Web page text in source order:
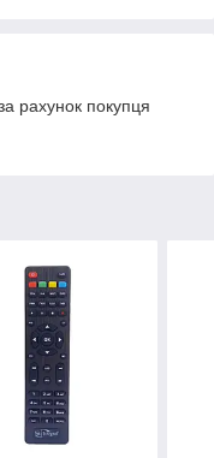
рахунок покупця